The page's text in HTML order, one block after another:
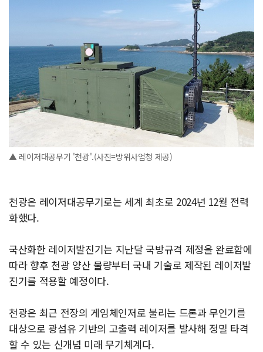
▲ 레이저대공무기 '천광'.(사진=방위사업청 제공)
천광은 레이저대공무기로는 세계 최초로 2024년 12월 전력
화했다.
국산화한 레이저발진기는 지난달 국방규격 제정을 완료함에
따라 향후 천광 양산 물량부터 국내 기술로 제작된 레이저발
진기를 적용할 예정이다.
천광은 최근 전장의 게임체인저로 불리는 드론과 무인기를
대상으로 광섬유 기반의 고출력 레이저를 발사해 정밀 타격
할 수 있는 신개념 미래 무기체계다.